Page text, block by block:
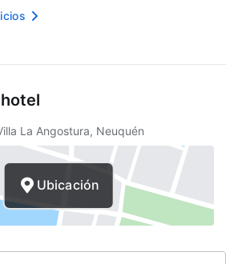
de ropa
La Angostura, Neuquén
Ubicación